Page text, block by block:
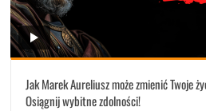
Jak Marek Aureliusz może zmienić Twoje
Osiągnij wybitne zdolności!